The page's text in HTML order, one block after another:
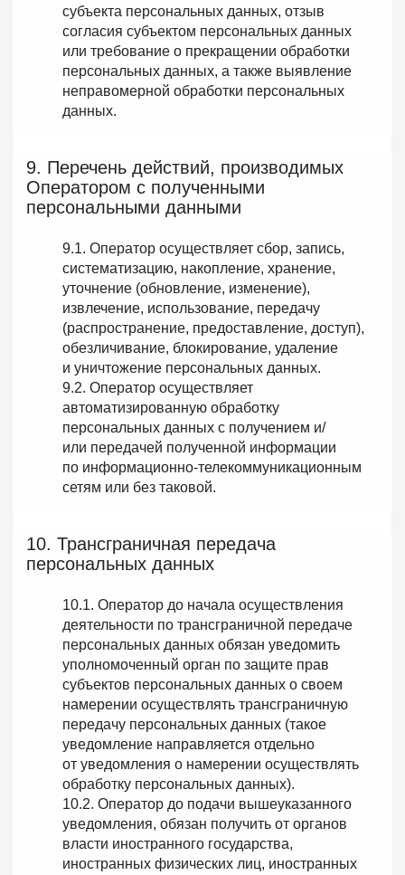
субъекта персональных данных, отзыв
согласия субъектом персональных данных
или требование о прекращении обработки
персональных данных, а также выявление
неправомерной обработки персональных
данных.
9. Перечень действий, производимых
Оператором с полученными
персональными данными
9.1. Оператор осуществляет сбор, запись,
систематизацию, накопление, хранение,
уточнение (обновление, изменение),
извлечение, использование, передачу
(распространение, предоставление, доступ),
обезличивание, блокирование, удаление
и уничтожение персональных данных.
9.2. Оператор осуществляет
автоматизированную обработку
персональных данных с получением и/
или передачей полученной информации
по информационно-телекоммуникационным
сетям или без таковой.
10. Трансграничная передача
персональных данных
10.1. Оператор до начала осуществления
деятельности по трансграничной передаче
персональных данных обязан уведомить
уполномоченный орган по защите прав
субъектов персональных данных о своем
намерении осуществлять трансграничную
передачу персональных данных (такое
уведомление направляется отдельно
от уведомления о намерении осуществлять
обработку персональных данных).
10.2. Оператор до подачи вышеуказанного
уведомления, обязан получить от органов
власти иностранного государства,
иностранных физических лиц, иностранных